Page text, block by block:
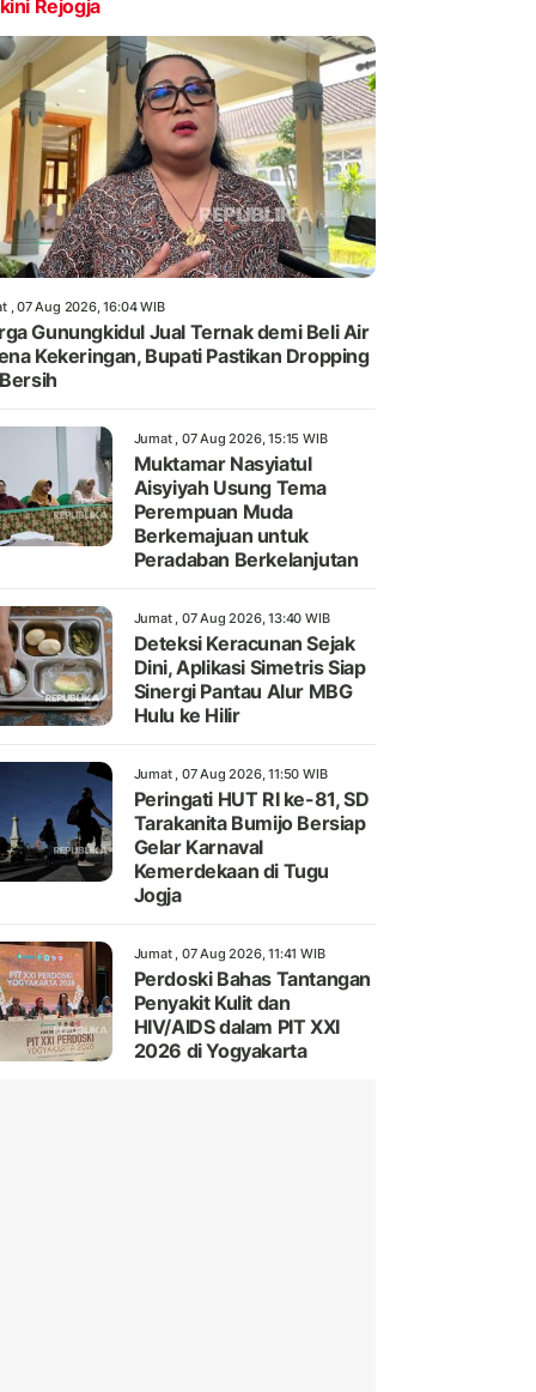
Rejogja
, 07 Aug 2026, 16:04 WIB
Gunungkidul Jual Ternak demi Beli Air
Kekeringan, Bupati Pastikan Dropping
Jumat , 07 Aug 2026, 15:15 WIB
Muktamar Nasyiatul
Aisyiyah Usung Tema
Perempuan Muda
Berkemajuan untuk
Peradaban Berkelanjutan
Jumat , 07 Aug 2026, 13:40 WIB
Deteksi Keracunan Sejak
Dini, Aplikasi Simetris Siap
Sinergi Pantau Alur MBG
Hulu ke Hilir
Jumat , 07 Aug 2026, 11:50 WIB
Peringati HUT RI ke-81, SD
Tarakanita Bumijo Bersiap
Gelar Karnaval
Kemerdekaan di Tugu
Jogja
Jumat , 07 Aug 2026, 11:41 WIB
Perdoski Bahas Tantangan
Penyakit Kulit dan
HIV/AIDS dalam PIT XXI
2026 di Yogyakarta